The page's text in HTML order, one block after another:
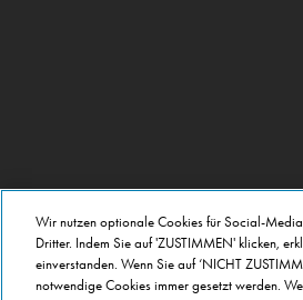
Wir nutzen optionale Cookies für Social-
Dritter. Indem Sie auf 'ZUSTIMMEN' klicken,
einverstanden. Wenn Sie auf ‘NICHT
notwendige Cookies immer gesetzt werden.